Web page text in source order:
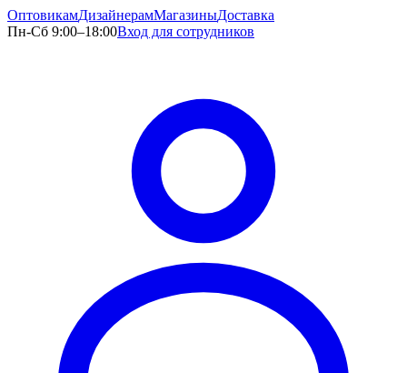
ОптовикамДизайнерамМагазиныДоставка
Пн-Сб 9:00–18:00Вход для сотрудников